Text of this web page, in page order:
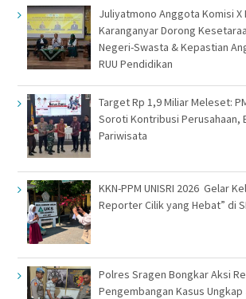
Juliyatmono Anggota Komisi X
Karanganyar Dorong
Negeri-Swasta & Kepastian
RUU Pendidikan
Target Rp 1,9 Miliar Meleset:
Soroti Kontribusi Perusahaan,
Pariwisata
KKN-PPM UNISRI 2026 Gelar
Reporter Cilik yang Hebat” di
Polres Sragen Bongkar Aksi
Pengembangan Kasus